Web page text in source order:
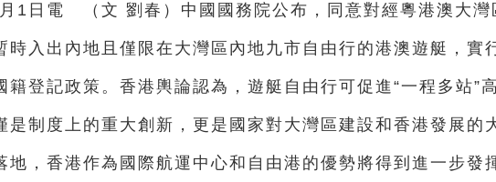
1日電 （文 劉春）中國國務院公布，同意對經粵港澳大灣
時入出內地且僅限在大灣區內地九市自由行的港澳遊艇，實
籍登記政策。香港輿論認為，遊艇自由行可促進“一程多站”
是制度上的重大創新，更是國家對大灣區建設和香港發展的
地，香港作為國際航運中心和自由港的優勢將得到進一步發